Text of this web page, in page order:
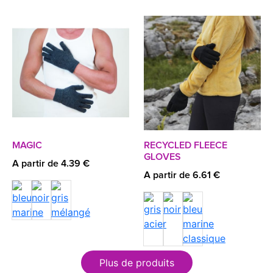
MAGIC
A partir de 4.39 €
RECYCLED FLEECE
GLOVES
A partir de 6.61 €
Plus de produits